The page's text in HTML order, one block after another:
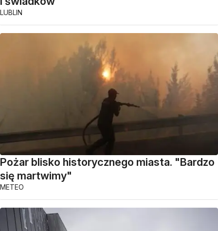
LUBLIN
Pożar blisko historycznego miasta. "Bardzo
się martwimy"
METEO